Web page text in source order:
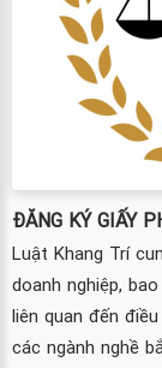
ĐĂNG KÝ GIẤY
Luật Khang Trí
doanh nghiệp,
liên quan đến
các ngành nghề